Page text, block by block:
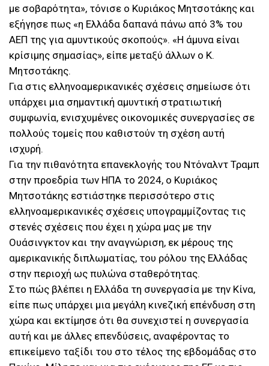
με σοβαρότητα», τόνισε ο Κυριάκος Μητσοτάκης και
εξήγησε πως «η Ελλάδα δαπανά πάνω από 3% του
ΑΕΠ της για αμυντικούς σκοπούς». «Η άμυνα είναι
κρίσιμης σημασίας», είπε μεταξύ άλλων ο Κ.
Μητσοτάκης.
Για στις ελληνοαμερικανικές σχέσεις σημείωσε ότι
υπάρχει μια σημαντική αμυντική στρατιωτική
συμφωνία, ενισχυμένες οικονομικές συνεργασίες σε
πολλούς τομείς που καθιστούν τη σχέση αυτή
ισχυρή.
Για την πιθανότητα επανεκλογής του Ντόναλντ Τραμπ
στην προεδρία των ΗΠΑ το 2024, ο Κυριάκος
Μητσοτάκης εστιάστηκε περισσότερο στις
ελληνοαμερικανικές σχέσεις υπογραμμίζοντας τις
στενές σχέσεις που έχει η χώρα μας με την
Ουάσινγκτον και την αναγνώριση, εκ μέρους της
αμερικανικής διπλωματίας, του ρόλου της Ελλάδας
στην περιοχή ως πυλώνα σταθερότητας.
Στο πώς βλέπει η Ελλάδα τη συνεργασία με την Κίνα,
είπε πως υπάρχει μια μεγάλη κινεζική επένδυση στη
χώρα και εκτίμησε ότι θα συνεχιστεί η συνεργασία
αυτή και με άλλες επενδύσεις, αναφέροντας το
επικείμενο ταξίδι του στο τέλος της εβδομάδας στο